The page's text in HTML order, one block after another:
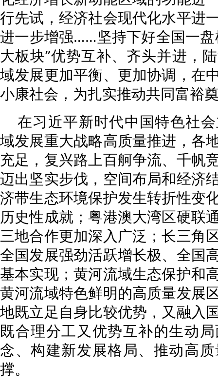
行先试，经济社会现代化水平进
进一步增强……坚持下好全国一盘
大板块”优势互补、齐头并进，
域发展更加平衡、更加协调，在
小康社会，为扎实推动共同富裕
在习近平新时代中国特色社
域发展重大战略高质量推进，各
充足，复兴路上百舸争流、千帆
迈出坚实步伐，空间布局和经济
济带生态环境保护发生转折性变
历史性成就；粤港澳大湾区硬联
三地合作更加深入广泛；长三角
全国发展强劲活跃增长极、全国
基本实现；黄河流域生态保护和
黄河流域特色鲜明的高质量发展
地既立足自身比较优势，又融入
既合理分工又优势互补的生动
念、构建新发展格局、推动高
撑。